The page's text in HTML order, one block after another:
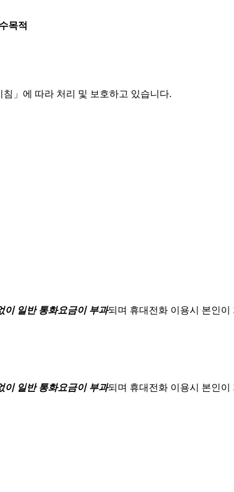
목적
」에 따라 처리 및 보호하고 있습니다.
이 일반 통화요금이 부과되며 휴대전화 이용시 본인이
이 일반 통화요금이 부과되며 휴대전화 이용시 본인이